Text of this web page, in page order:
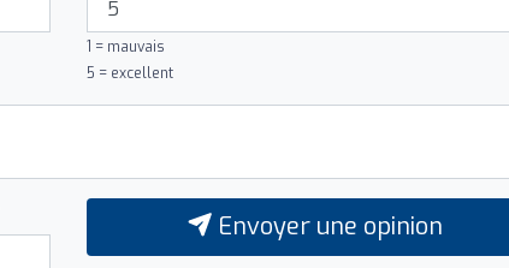
1 = mauvais
5 = excellent
Envoyer une opinion